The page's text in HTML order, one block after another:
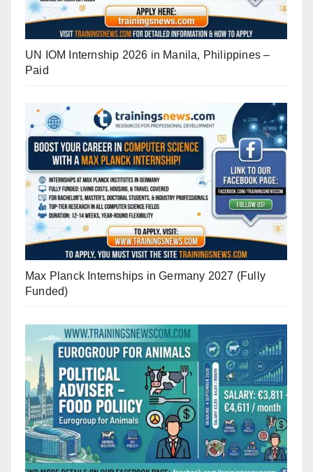
UN IOM Internship 2026 in Manila, Philippines –
Paid
Max Planck Internships in Germany 2027 (Fully
Funded)